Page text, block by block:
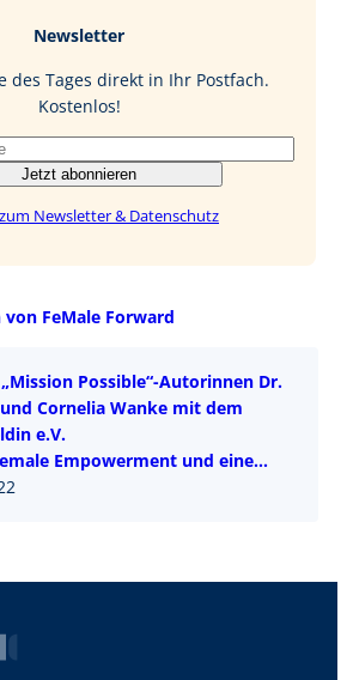
Newsletter
des Tages direkt in Ihr Postfach.
Kostenlos!
Jetzt abonnieren
Newsletter & Datenschutz
FeMale Forward
Possible“-Autorinnen Dr.
Cornelia Wanke mit dem
e.V.
Empowerment und eine
von Frauen mit Brustkrebs